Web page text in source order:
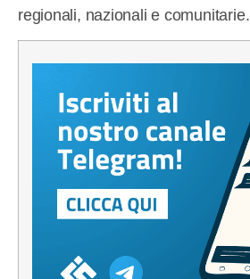
regionali, nazionali e comunitarie.